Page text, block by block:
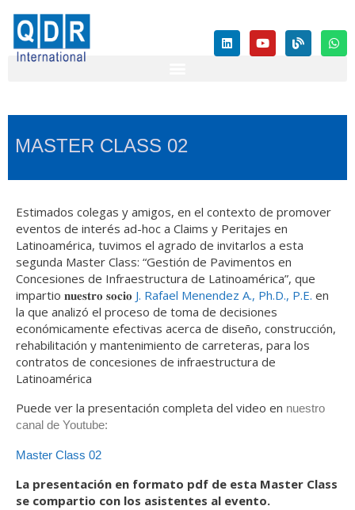
MASTER CLASS 02
Estimados colegas y amigos, en el contexto de promover
eventos de interés ad-hoc a Claims y Peritajes en
Latinoamérica, tuvimos el agrado de invitarlos a esta
segunda Master Class: “Gestión de Pavimentos en
Concesiones de Infraestructura de Latinoamérica”, que
impartio 𝐧𝐮𝐞𝐬𝐭𝐫𝐨 𝐬𝐨𝐜𝐢𝐨 J. Rafael Menendez A., Ph.D., P.E. en
la que analizó el proceso de toma de decisiones
económicamente efectivas acerca de diseño, construcción,
rehabilitación y mantenimiento de carreteras, para los
contratos de concesiones de infraestructura de
Latinoamérica
Puede ver la presentación completa del video en nuestro
canal de Youtube:
Master Class 02
La presentación en formato pdf de esta Master Class
se compartio con los asistentes al evento.